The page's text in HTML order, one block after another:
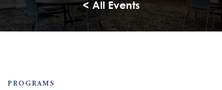
< All Events
PROGRAMS